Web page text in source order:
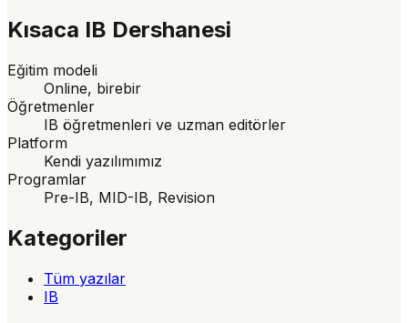
Kısaca IB Dershanesi
Eğitim modeli
Online, birebir
Öğretmenler
IB öğretmenleri ve uzman editörler
Platform
Kendi yazılımımız
Programlar
Pre-IB, MID-IB, Revision
Kategoriler
Tüm yazılar
IB